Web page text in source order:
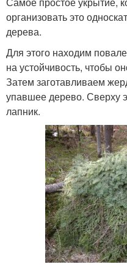
организовать это
дерева.
Для этого находим
на устойчивость, чтобы
Затем заготавливаем
упавшее дерево. Сверху
лапник.